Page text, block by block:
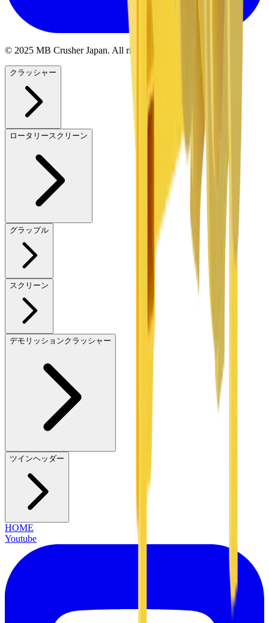
© 2025 MB Crusher Japan. All rights reserved.
クラッシャー
ロータリースクリーン
グラップル
スクリーン
デモリッションクラッシャー
ツインヘッダー
HOME
Youtube